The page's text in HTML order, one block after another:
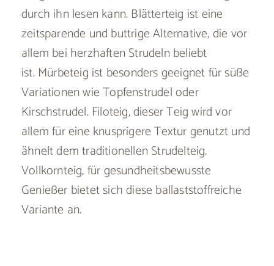
durch ihn lesen kann. Blätterteig ist eine
zeitsparende und buttrige Alternative, die vor
allem bei herzhaften Strudeln beliebt
ist. Mürbeteig ist besonders geeignet für süße
Variationen wie Topfenstrudel oder
Kirschstrudel. Filoteig, dieser Teig wird vor
allem für eine knusprigere Textur genutzt und
ähnelt dem traditionellen Strudelteig.
Vollkornteig, für gesundheitsbewusste
Genießer bietet sich diese ballaststoffreiche
Variante an.